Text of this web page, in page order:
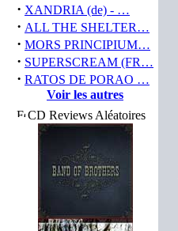
· XANDRIA (de) - …
· ALL THE SHELTER…
· MORS PRINCIPIUM…
· SUPERSCREAM (FR…
· RATOS DE PORAO …
Voir les autres
CD Reviews Aléatoires